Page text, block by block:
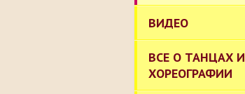
ВИДЕО
ВСЕ О ТАНЦАХ И
ХОРЕОГРАФИИ